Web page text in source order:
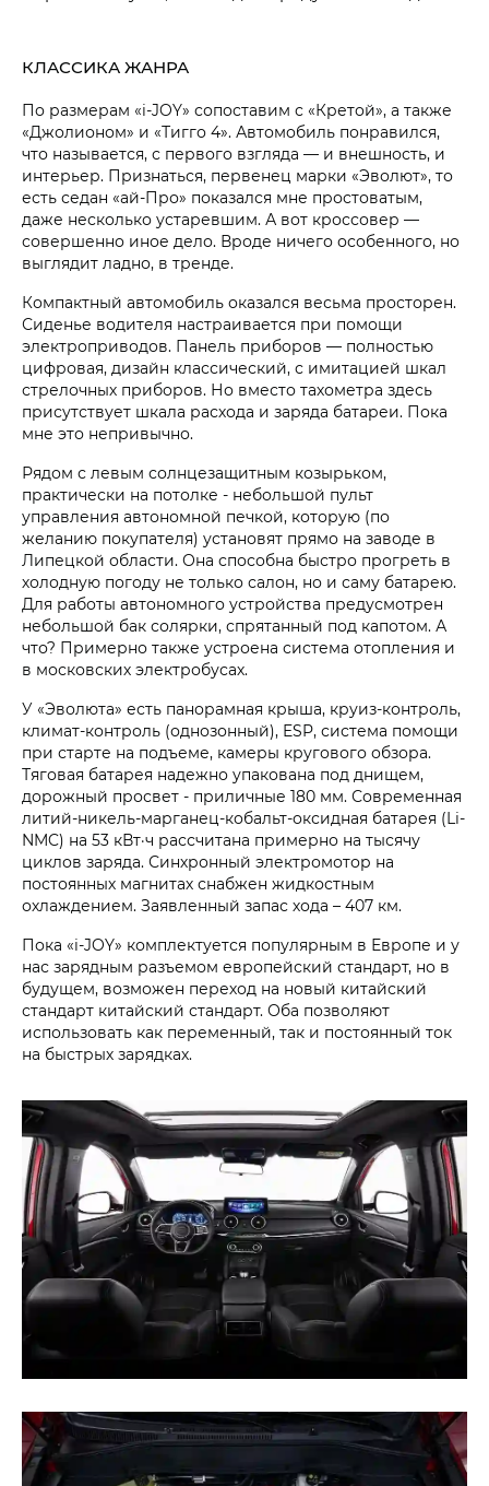
КЛАССИКА ЖАНРА
По размерам «i‑JOY» сопоставим с «Кретой», а также
«Джолионом» и «Тигго 4». Автомобиль понравился,
что называется, с первого взгляда — и внешность, и
интерьер. Признаться, первенец марки «Эволют», то
есть седан «ай-Про» показался мне простоватым,
даже несколько устаревшим. А вот кроссовер —
совершенно иное дело. Вроде ничего особенного, но
выглядит ладно, в тренде.
Компактный автомобиль оказался весьма просторен.
Сиденье водителя настраивается при помощи
электроприводов. Панель приборов — полностью
цифровая, дизайн классический, с имитацией шкал
стрелочных приборов. Но вместо тахометра здесь
присутствует шкала расхода и заряда батареи. Пока
мне это непривычно.
Рядом с левым солнцезащитным козырьком,
практически на потолке - небольшой пульт
управления автономной печкой, которую (по
желанию покупателя) установят прямо на заводе в
Липецкой области. Она способна быстро прогреть в
холодную погоду не только салон, но и саму батарею.
Для работы автономного устройства предусмотрен
небольшой бак солярки, спрятанный под капотом. А
что? Примерно также устроена система отопления и
в московских электробусах.
У «Эволюта» есть панорамная крыша, круиз-контроль,
климат-контроль (однозонный), ESP, система помощи
при старте на подъеме, камеры кругового обзора.
Тяговая батарея надежно упакована под днищем,
дорожный просвет - приличные 180 мм. Современная
литий-никель-марганец-кобальт-оксидная батарея (Li-
NMC) на 53 кВт·ч рассчитана примерно на тысячу
циклов заряда. Синхронный электромотор на
постоянных магнитах снабжен жидкостным
охлаждением. Заявленный запас хода – 407 км.
Пока «i‑JOY» комплектуется популярным в Европе и у
нас зарядным разъемом европейский стандарт, но в
будущем, возможен переход на новый китайский
стандарт китайский стандарт. Оба позволяют
использовать как переменный, так и постоянный ток
на быстрых зарядках.